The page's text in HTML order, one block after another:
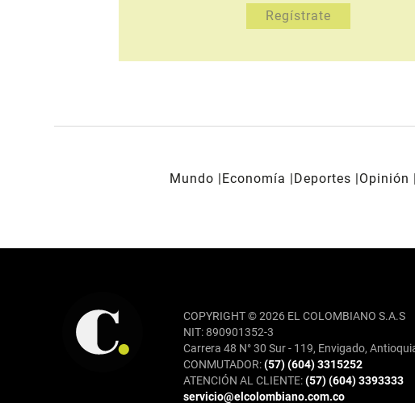
Mundo Economía Deportes Opinión
COPYRIGHT © 2026 EL COLOMBIANO S.A.S
NIT: 890901352-3
Carrera 48 N° 30 Sur - 119, Envigado,
CONMUTADOR:(57) (604) 3315252
ATENCIÓN AL CLIENTE:(57) (604) 3393333
servicio@elcolombiano.com.co